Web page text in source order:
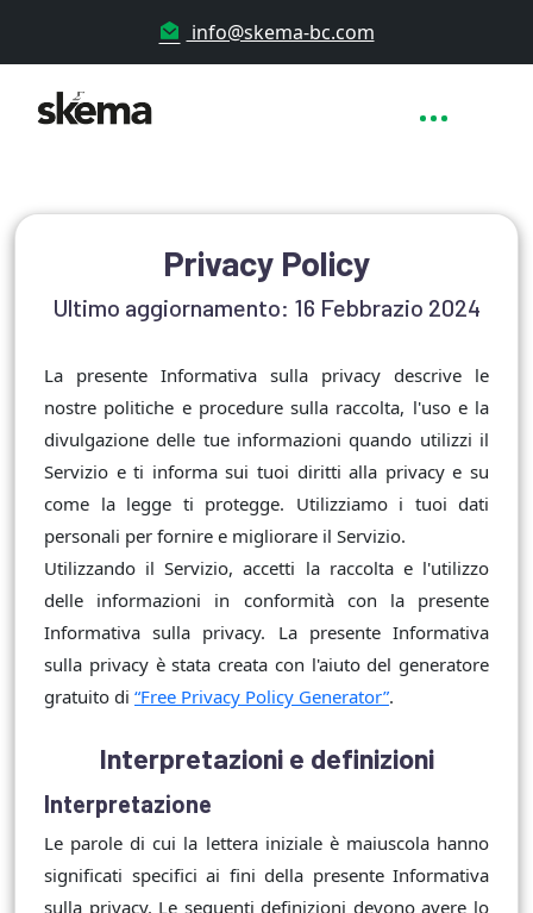
info@skema-bc.com
Privacy Policy
Ultimo aggiornamento: 16 Febbrazio 2024
La presente Informativa sulla privacy descrive le
nostre politiche e procedure sulla raccolta, l'uso e la
divulgazione delle tue informazioni quando utilizzi il
Servizio e ti informa sui tuoi diritti alla privacy e su
come la legge ti protegge. Utilizziamo i tuoi dati
personali per fornire e migliorare il Servizio.
Utilizzando il Servizio, accetti la raccolta e l'utilizzo
delle informazioni in conformità con la presente
Informativa sulla privacy. La presente Informativa
sulla privacy è stata creata con l'aiuto del generatore
gratuito di “Free Privacy Policy Generator”.
Interpretazioni e definizioni
Interpretazione
Le parole di cui la lettera iniziale è maiuscola hanno
significati specifici ai fini della presente Informativa
sulla privacy. Le seguenti definizioni devono avere lo